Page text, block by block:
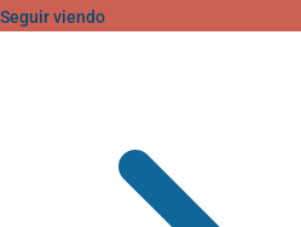
Seguir viendo